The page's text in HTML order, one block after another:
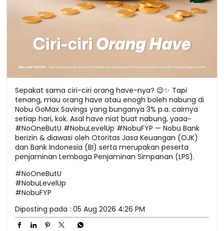
Sepakat sama ciri-ciri orang have-nya? 😌✨ Tapi
tenang, mau orang have atau enogh boleh nabung di
Nobu GoMax Savings yang bunganya 3% p.a. cairnya
setiap hari, kok. Asal have niat buat nabung, yaaa~
#NoOneButU #NobuLevelUp #NobuFYP — Nobu Bank
berizin & diawasi oleh Otoritas Jasa Keuangan (OJK)
dan Bank Indonesia (BI) serta merupakan peserta
penjaminan Lembaga Penjaminan Simpanan (LPS).
#NoOneButU
#NobuLevelUp
#NobuFYP
Diposting pada : 05 Aug 2026 4:26 PM